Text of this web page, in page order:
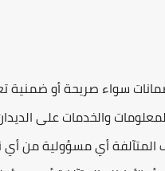
سواء صريحة أو ضمنية
والخدمات على الديدان
المتآلفة أي مسؤولية من